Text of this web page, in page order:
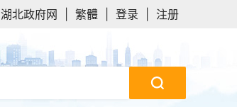
湖北政府网 繁體 登录 注册